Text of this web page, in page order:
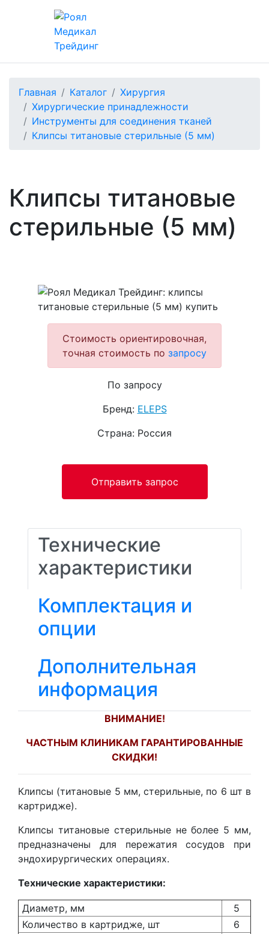
Главная Каталог
Хирургия
Хирургические принадлежности
Инструменты для соединения тканей
Клипсы титановые стерильные (5 мм)
Клипсы титановые
стерильные (5 мм)
Стоимость ориентировочная,
точная стоимость по запросу
По запросу
Бренд: ELEPS
Страна: Россия
Отправить запрос
Технические
характеристики
Комплектация и
опции
Дополнительная
информация
ВНИМАНИЕ!
ЧАСТНЫМ КЛИНИКАМ ГАРАНТИРОВАННЫЕ
СКИДКИ!
Клипсы (титановые 5 мм, стерильные, по 6 шт в
картридже).
Клипсы титановые стерильные не более 5 мм,
предназначены для пережатия сосудов при
эндохирургических операциях.
Технические характеристики:
Диаметр, мм
5
Количество в картридже, шт
6